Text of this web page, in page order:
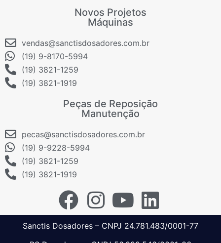
Novos Projetos
Máquinas
vendas@sanctisdosadores.com.br
(19) 9-8170-5994
(19) 3821-1259
(19) 3821-1919
Peças de Reposição
Manutenção
pecas@sanctisdosadores.com.br
(19) 9-9228-5994
(19) 3821-1259
(19) 3821-1919
Sanctis Dosadores – CNPJ 24.781.483/0001-77